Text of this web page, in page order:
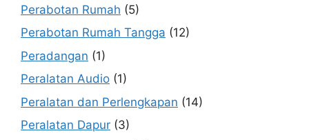
Perabotan Rumah (5)
Perabotan Rumah Tangga (12)
Peradangan (1)
Peralatan Audio (1)
Peralatan dan Perlengkapan (14)
Peralatan Dapur (3)